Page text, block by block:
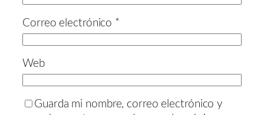
Correo electrónico *
Web
Guarda mi nombre, correo electrónico y